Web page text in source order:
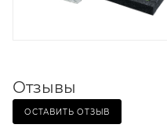
Отзывы
ОСТАВИТЬ ОТЗЫВ